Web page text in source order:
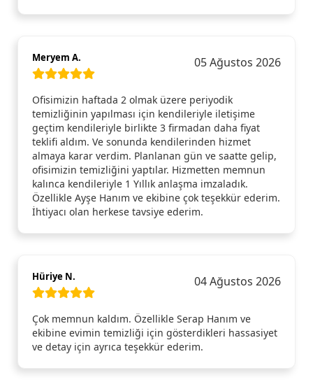
Meryem A. 05 Ağustos 2026
Ofisimizin haftada 2 olmak üzere periyodik
temizliğinin yapılması için kendileriyle iletişime
geçtim kendileriyle birlikte 3 firmadan daha fiyat
teklifi aldım. Ve sonunda kendilerinden hizmet
almaya karar verdim. Planlanan gün ve saatte gelip,
ofisimizin temizliğini yaptılar. Hizmetten memnun
kalınca kendileriyle 1 Yıllık anlaşma imzaladık.
Özellikle Ayşe Hanım ve ekibine çok teşekkür ederim.
İhtiyacı olan herkese tavsiye ederim.
Hüriye N. 04 Ağustos 2026
Çok memnun kaldım. Özellikle Serap Hanım ve
ekibine evimin temizliği için gösterdikleri hassasiyet
ve detay için ayrıca teşekkür ederim.